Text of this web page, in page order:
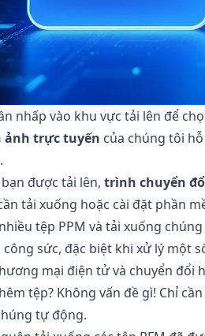
nhấp vào khu vực tải lên để
ảnh trực tuyến của chúng tôi
được tải lên, trình chuyển
tải xuống hoặc cài đặt phần
tệp PPM và tải xuống
sức, đặc biệt khi xử lý một
mại điện tử và chuyển đổi
tệp? Không vấn đề gì! Chỉ
tự động.